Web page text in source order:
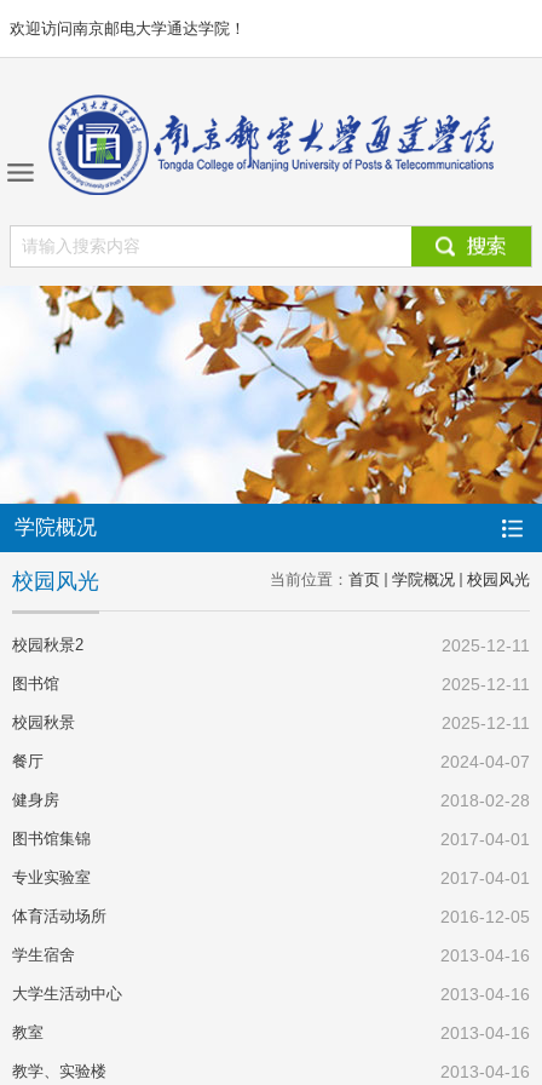
欢迎访问南京邮电大学通达学院！
学院概况
当前位置： 首页 学院概况 校园风光
校园风光
校园秋景2 2025-12-11
图书馆 2025-12-11
校园秋景 2025-12-11
餐厅 2024-04-07
健身房 2018-02-28
图书馆集锦 2017-04-01
专业实验室 2017-04-01
体育活动场所 2016-12-05
学生宿舍 2013-04-16
大学生活动中心 2013-04-16
教室 2013-04-16
教学、实验楼 2013-04-16